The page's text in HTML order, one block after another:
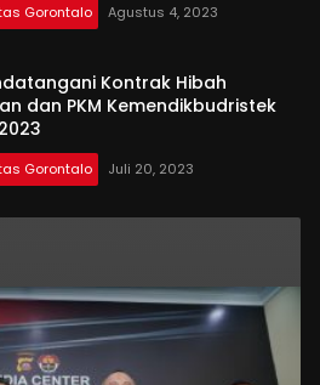
Gorontalo Agustus 4, 2023
Kontrak Hibah
dan PKM Kemendikbudristek
Gorontalo Juli 20, 2023